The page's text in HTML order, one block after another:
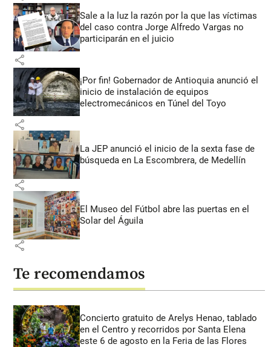
Sale a la luz la razón por la que las víctimas
del caso contra Jorge Alfredo Vargas no
participarán en el juicio
share
¡Por fin! Gobernador de Antioquia anunció el
inicio de instalación de equipos
electromecánicos en Túnel del Toyo
share
La JEP anunció el inicio de la sexta fase de
búsqueda en La Escombrera, de Medellín
share
El Museo del Fútbol abre las puertas en el
Solar del Águila
share
Te recomendamos
Concierto gratuito de Arelys Henao, tablado
en el Centro y recorridos por Santa Elena
este 6 de agosto en la Feria de las Flores